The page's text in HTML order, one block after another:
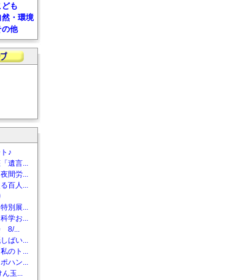
ども
然・環境
の他
♪
遺言...
間労...
百人...
別展...
学お...
8/...
ばい...
のト...
ハン...
玉...